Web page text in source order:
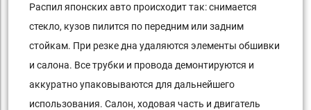
Распил японских авто происходит так: снимается
стекло, кузов пилится по передним или задним
стойкам. При резке дна удаляются элементы обшивки
и салона. Все трубки и провода демонтируются и
аккуратно упаковываются для дальнейшего
использования. Салон, ходовая часть и двигатель